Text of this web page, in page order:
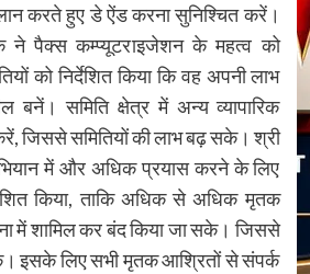
करते हुए डे ऐंड करना सुनिश्चित करें।
ने पैक्स कम्प्यूटराइजेशन के महत्व को
को निर्देशित किया कि वह अपनी लाभ
बनें। समिति क्षेत्र में अन्य व्यापारिक
जिससे समितियों की लाभ बढ़ सके। श्री
में और अधिक प्रयास करने के लिए
किया, ताकि अधिक से अधिक मृतक
में शामिल कर बंद किया जा सके। जिससे
इसके लिए सभी मृतक आश्रितों से संपर्क